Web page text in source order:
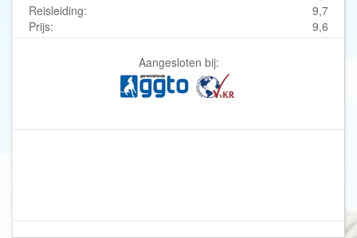
Reisleiding:
9,7
Prijs:
9,6
Aangesloten bij: